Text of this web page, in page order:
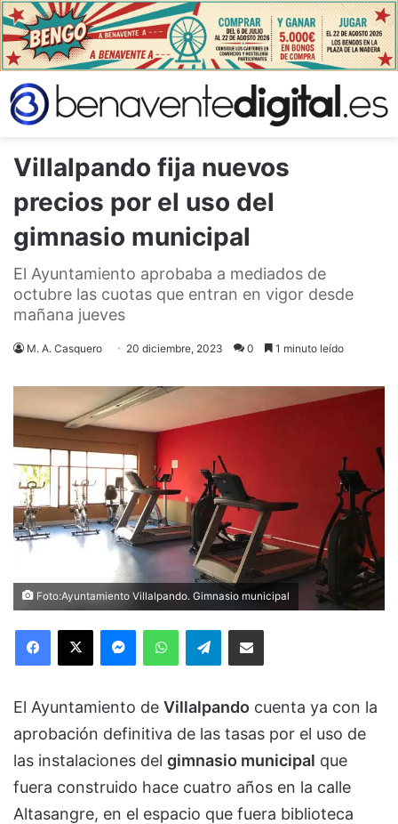
Villalpando fija nuevos
precios por el uso del
gimnasio municipal
El Ayuntamiento aprobaba a mediados de
octubre las cuotas que entran en vigor desde
mañana jueves
M. A. Casquero 20 diciembre, 2023 0 1 minuto leído
Foto:Ayuntamiento Villalpando. Gimnasio municipal
Facebook
X MessengerWhatsAppTelegramCompartir via Email
El Ayuntamiento de Villalpando cuenta ya con la
aprobación definitiva de las tasas por el uso de
las instalaciones del gimnasio municipal que
fuera construido hace cuatro años en la calle
Altasangre, en el espacio que fuera biblioteca